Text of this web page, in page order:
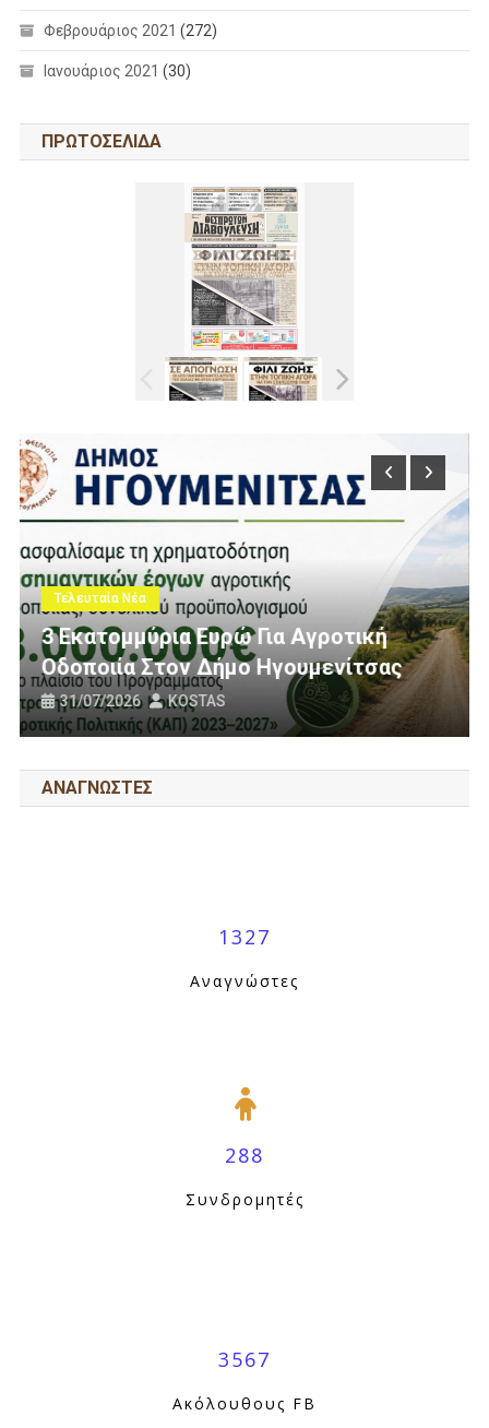
Φεβρουάριος 2021 (272)
Ιανουάριος 2021 (30)
ΠΡΩΤΟΣΕΛΙΔΑ
Τελευταία Νέα
Πολίτες Θεσπρωτίας Ενάντια
Ανεμογεννήτριες: Ποιον
Πανό Μας;
25/07/2026 KOSTAS
ΑΝΑΓΝΩΣΤΕΣ
1327
Αναγνώστες
288
Συνδρομητές
3567
Ακόλουθους FB